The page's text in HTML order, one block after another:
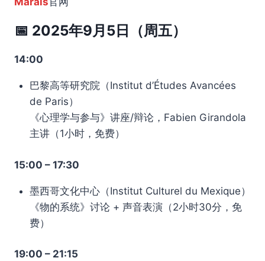
📅 2025年9月5日（周五）
14:00
巴黎高等研究院（Institut d’Études Avancées
de Paris）
《心理学与参与》讲座/辩论，Fabien Girandola
主讲（1小时，免费）
15:00 – 17:30
墨西哥文化中心（Institut Culturel du Mexique）
《物的系统》讨论 + 声音表演（2小时30分，免
费）
19:00 – 21:15